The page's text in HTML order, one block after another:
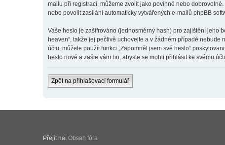
mailu při registraci, můžeme zvolit jako povinné nebo
nebo povolit zasílání automaticky vytvářených e-mailů phpBB
Vaše heslo je zašifrováno (jednosměrný hash) pro zajištění jeho
heaven“, takže jej pečlivě uchovejte a v žádném případě
účtu, můžete použít funkci „Zapomněl jsem své heslo“
heslo nové a zašle vám ho, abyste se mohli přihlásit ke svému
Zpět na přihlašovací formulář
Přejít na: Obsah fóra